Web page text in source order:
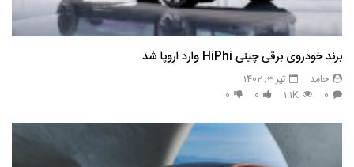
برند خودروی برقی چینی HiPhi وارد اروپا شد
حامد
تیر 3, 1402
0
1.1K
0
0